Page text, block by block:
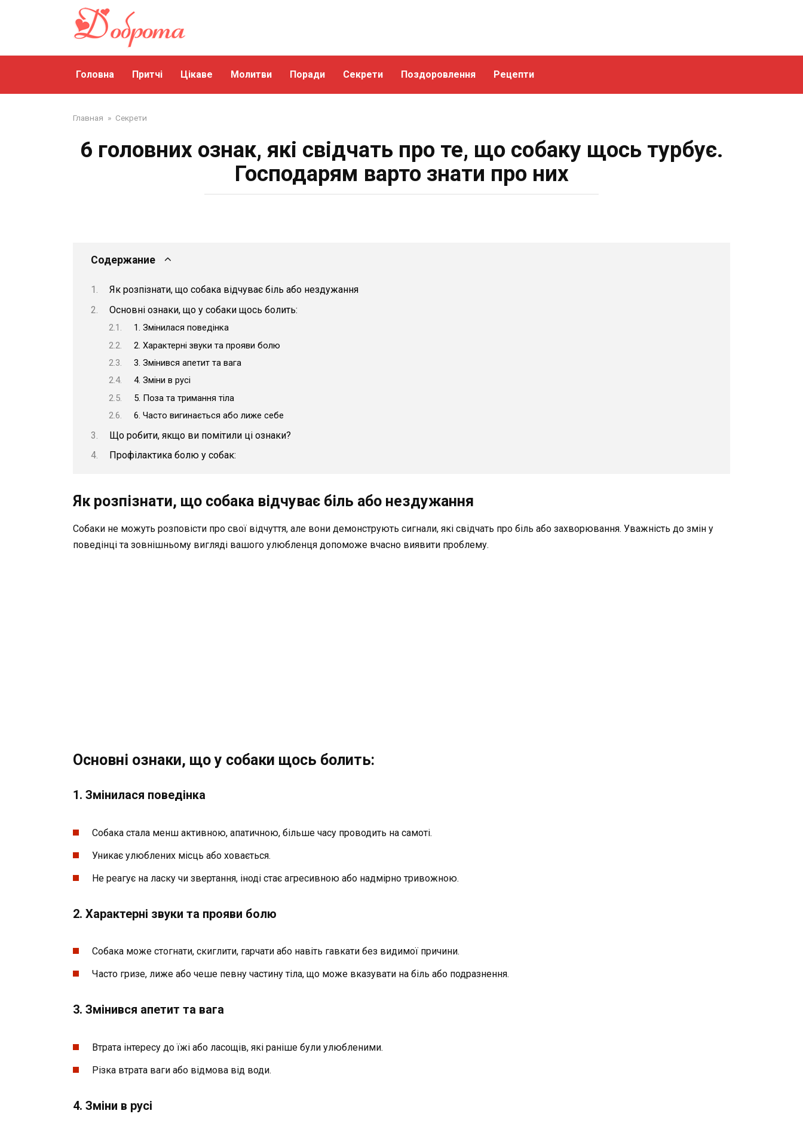
Головна Притчі Цікаве Молитви Поради Секрети Поздоровлення Рецепти
Главная » Секрети
6 головних ознак, які свідчать про те, що собаку щось турбує.
Господарям варто знати про них
Содержание
Як розпізнати, що собака відчуває біль або нездужання
Основні ознаки, що у собаки щось болить:
1. Змінилася поведінка
2. Характерні звуки та прояви болю
3. Змінився апетит та вага
4. Зміни в русі
5. Поза та тримання тіла
6. Часто вигинається або лиже себе
Що робити, якщо ви помітили ці ознаки?
Профілактика болю у собак:
Як розпізнати, що собака відчуває біль або нездужання
Собаки не можуть розповісти про свої відчуття, але вони демонструють сигнали, які свідчать про біль або захворювання. Уважність до змін у
поведінці та зовнішньому вигляді вашого улюбленця допоможе вчасно виявити проблему.
Основні ознаки, що у собаки щось болить:
1. Змінилася поведінка
Собака стала менш активною, апатичною, більше часу проводить на самоті.
Уникає улюблених місць або ховається.
Не реагує на ласку чи звертання, іноді стає агресивною або надмірно тривожною.
2. Характерні звуки та прояви болю
Собака може стогнати, скиглити, гарчати або навіть гавкати без видимої причини.
Часто гризе, лиже або чеше певну частину тіла, що може вказувати на біль або подразнення.
3. Змінився апетит та вага
Втрата інтересу до їжі або ласощів, які раніше були улюбленими.
Різка втрата ваги або відмова від води.
4. Зміни в русі